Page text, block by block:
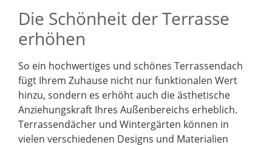
Die Schönheit der Terrasse
erhöhen
So ein hochwertiges und schönes Terrassendach
fügt Ihrem Zuhause nicht nur funktionalen Wert
hinzu, sondern es erhöht auch die ästhetische
Anziehungskraft Ihres Außenbereichs erheblich.
Terrassendächer und Wintergärten können in
vielen verschiedenen Designs und Materialien